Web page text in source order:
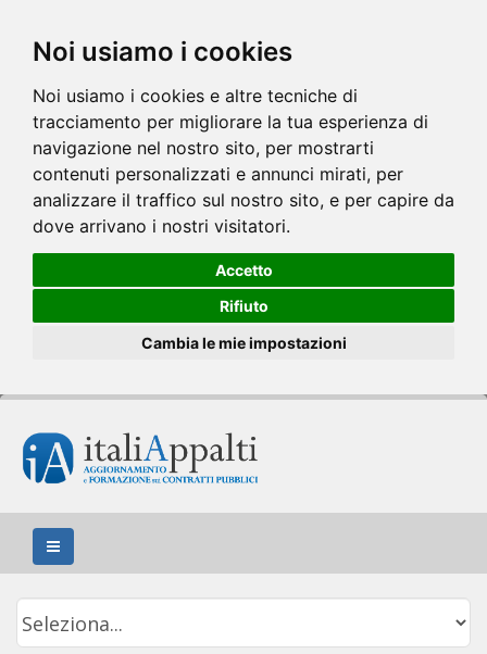
Noi usiamo i cookies
Noi usiamo i cookies e altre tecniche di
tracciamento per migliorare la tua esperienza di
navigazione nel nostro sito, per mostrarti
contenuti personalizzati e annunci mirati, per
analizzare il traffico sul nostro sito, e per capire da
dove arrivano i nostri visitatori.
Accetto
Rifiuto
Cambia le mie impostazioni